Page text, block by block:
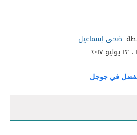
ضحى إسماعيل
في جوجل